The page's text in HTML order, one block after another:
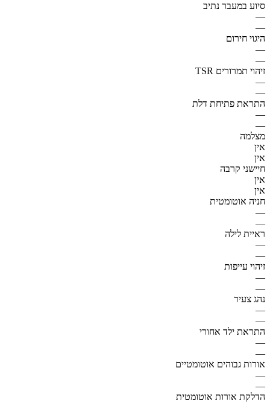
סיוע במעבר נתיב
—
—
היגוי חירום
—
—
זיהוי תמרורים TSR
—
—
התראת פתיחת דלת
—
—
מצלמה
אין
אין
חיישני קרבה
אין
אין
חניה אוטומטית
—
—
ראיית לילה
—
—
זיהוי עייפות
—
—
נהג צעיר
—
—
התראת ילד אחורי
—
—
אורות גבוהים אוטומטיים
—
—
הדלקת אורות אוטומטית